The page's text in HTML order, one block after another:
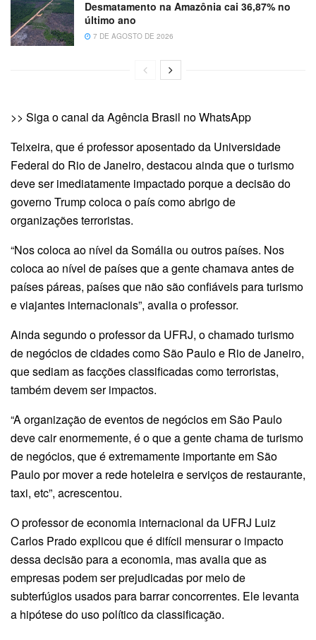
Desmatamento na Amazônia cai 36,87% no
último ano
7 DE AGOSTO DE 2026
>> Siga o canal da Agência Brasil no WhatsApp
Teixeira, que é professor aposentado da Universidade
Federal do Rio de Janeiro, destacou ainda que o turismo
deve ser imediatamente impactado porque a decisão do
governo Trump coloca o país como abrigo de
organizações terroristas.
“Nos coloca ao nível da Somália ou outros países. Nos
coloca ao nível de países que a gente chamava antes de
países páreas, países que não são confiáveis para turismo
e viajantes internacionais”, avalia o professor.
Ainda segundo o professor da UFRJ, o chamado turismo
de negócios de cidades como São Paulo e Rio de Janeiro,
que sediam as facções classificadas como terroristas,
também devem ser impactos.
“A organização de eventos de negócios em São Paulo
deve cair enormemente, é o que a gente chama de turismo
de negócios, que é extremamente importante em São
Paulo por mover a rede hoteleira e serviços de restaurante,
taxi, etc”, acrescentou.
O professor de economia internacional da UFRJ Luiz
Carlos Prado explicou que é difícil mensurar o impacto
dessa decisão para a economia, mas avalia que as
empresas podem ser prejudicadas por meio de
subterfúgios usados para barrar concorrentes. Ele levanta
a hipótese do uso político da classificação.